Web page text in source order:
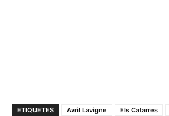
ETIQUETES Avril Lavigne Els Catarres